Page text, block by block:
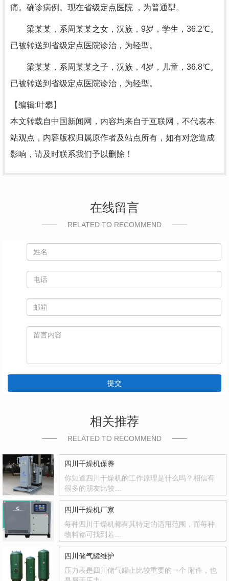
痛。确诊病例。现在省级定点医院 ，为普通型。
梁某某，系周某某之女，汉族，9岁，学生，36.2℃。
已被转送到省级定点医院诊治，为轻型。
梁某某，系周某某之子，汉族，4岁，儿童，36.8℃。
已被转送到省级定点医院诊治，为轻型。
【编辑:叶攀】
本文转载自中国新闻网，内容均来自于互联网，不代表本
站观点，内容版权归属原作者及站点所有，如有对您造成
影响，请及时联系我们予以删除！
在线留言
RELATED TO RECOMMEND
提交
相关推荐
RELATED TO RECOMMEND
四川干燥机保养
你知道四川干燥机的工作原理是什么吗？相信有
很多的朋友比较…
四川干燥机厂家
每种四川干燥机都有其特定的适用范围，而每种
物料都可找到若…
四川储气罐维护
压力表是四川储气罐上比较重要的一个 附件，也